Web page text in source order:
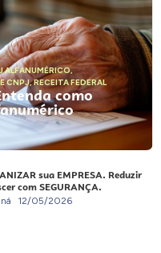
ALFANUMÉRICO,
CNPJ,RECEITA FEDERAL
como
sua EMPRESA. Reduzir
com SEGURANÇA.
12/05/2026